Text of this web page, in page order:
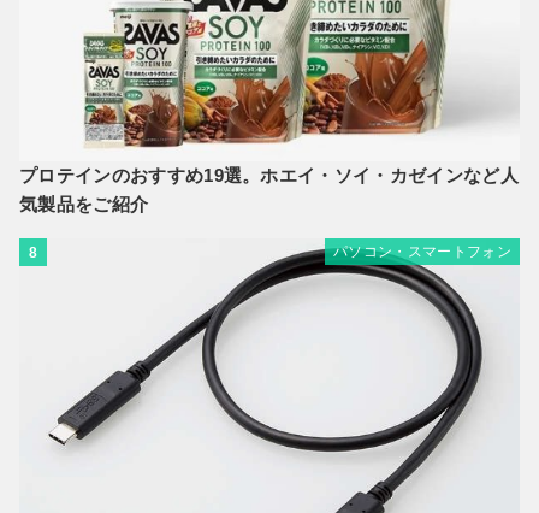
プロテインのおすすめ19選。ホエイ・ソイ・カゼインなど人
気製品をご紹介
8 パソコン・スマートフォン